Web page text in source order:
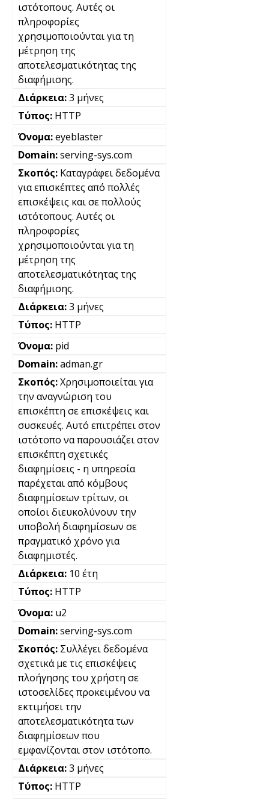
ιστότοπους. Αυτές οι
πληροφορίες
χρησιμοποιούνται για τη
μέτρηση της
αποτελεσματικότητας της
διαφήμισης.
3 μήνες
HTTP
eyeblaster
serving-sys.com
Καταγράφει δεδομένα
για επισκέπτες από πολλές
επισκέψεις και σε πολλούς
ιστότοπους. Αυτές οι
πληροφορίες
χρησιμοποιούνται για τη
μέτρηση της
αποτελεσματικότητας της
διαφήμισης.
3 μήνες
HTTP
pid
adman.gr
Χρησιμοποιείται για
την αναγνώριση του
επισκέπτη σε επισκέψεις και
συσκευές. Αυτό επιτρέπει στον
ιστότοπο να παρουσιάζει στον
επισκέπτη σχετικές
διαφημίσεις - η υπηρεσία
παρέχεται από κόμβους
διαφημίσεων τρίτων, οι
οποίοι διευκολύνουν την
υποβολή διαφημίσεων σε
πραγματικό χρόνο για
διαφημιστές.
10 έτη
HTTP
u2
serving-sys.com
Συλλέγει δεδομένα
σχετικά με τις επισκέψεις
πλοήγησης του χρήστη σε
ιστοσελίδες προκειμένου να
εκτιμήσει την
αποτελεσματικότητα των
διαφημίσεων που
εμφανίζονται στον ιστότοπο.
3 μήνες
HTTP